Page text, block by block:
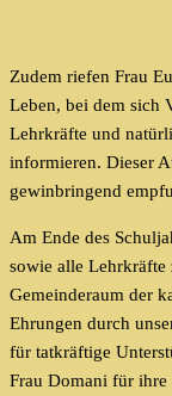
Zudem riefen Frau
Leben, bei dem sich
Lehrkräfte und
informieren. Dieser
gewinbringend
Am Ende des
sowie alle Lehrkräfte
Gemeinderaum der
Ehrungen durch
für tatkräftige
Frau Domani für ihre